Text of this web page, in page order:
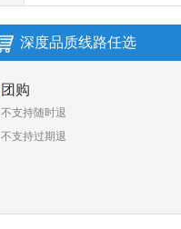
深度品质线路任选
团购
不支持随时退
不支持过期退